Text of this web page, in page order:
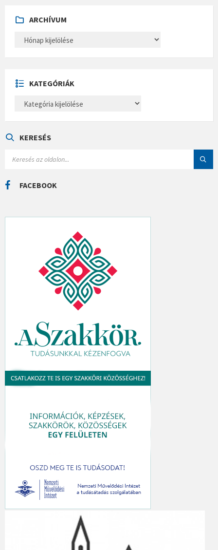
ARCHÍVUM
H
U
M
KATEGÓRIÁK
E
Á
KERESÉS
C
H
FACEBOOK